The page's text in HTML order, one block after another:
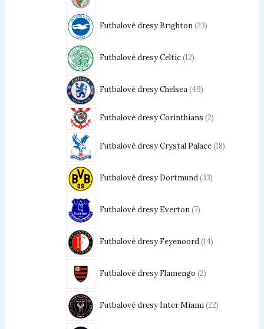
Futbalové dresy Brighton 23
Futbalové dresy Celtic 12
Futbalové dresy Chelsea 49
Futbalové dresy Corinthians 2
Futbalové dresy Crystal Palace 18
Futbalové dresy Dortmund 33
Futbalové dresy Everton 7
Futbalové dresy Feyenoord 14
Futbalové dresy Flamengo 2
Futbalové dresy Inter Miami 22